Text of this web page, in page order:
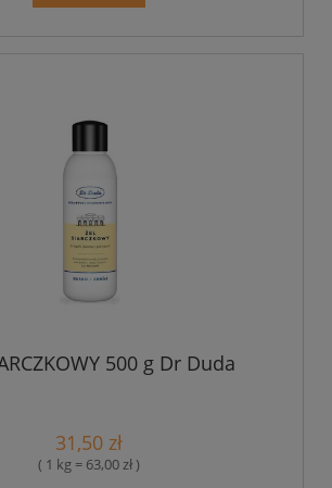
500 g Dr Duda
31,50 zł
( 1 kg = 63,00 zł )